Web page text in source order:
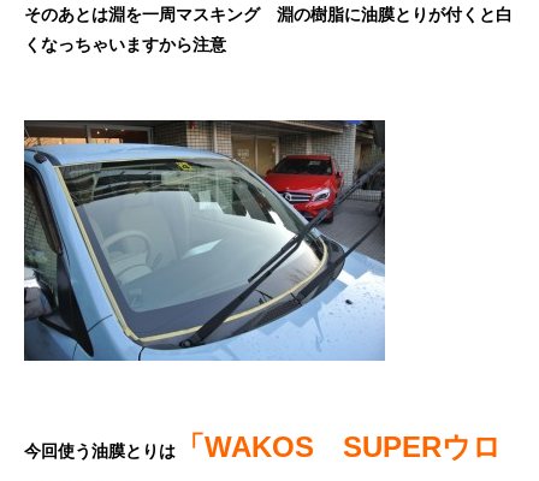
そのあとは淵を一周マスキング 淵の樹脂に油膜とりが付くと白
くなっちゃいますから注意
今回使う油膜とりは
「WAKOS SUPERウロ